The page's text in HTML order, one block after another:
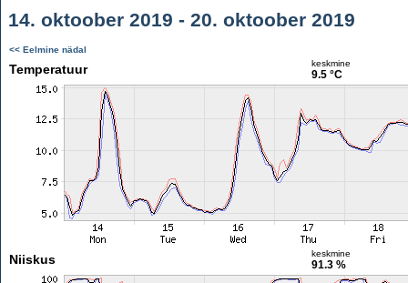
14. oktoober 2019 - 20. oktoober 2019
<< Eelmine nädal
Temperatuur keskmine
9.5 °C
Niiskus keskmine
91.3 %